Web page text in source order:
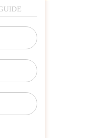
>>
师
问题、青少
后抑郁、
发展。
师
、亲子、家
缺陷、疾病